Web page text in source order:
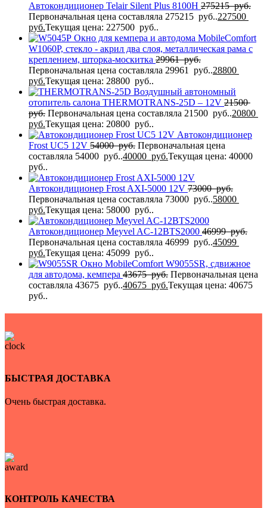
Автокондиционер Telair Silent Plus 8100H 275215руб.
Первоначальная цена составляла 275215 руб..227500
руб.Текущая цена: 227500 руб..
Окно для кемпера и автодома MobileComfort
W1060P, стекло - акрил два слоя, металлическая рама с
креплением, шторка-москитка 29961руб.
Первоначальная цена составляла 29961 руб..28800
руб.Текущая цена: 28800 руб..
Воздушный автономный
отопитель салона THERMOTRANS-25D – 12V 21500
руб. Первоначальная цена составляла 21500 руб..20800
руб.Текущая цена: 20800 руб..
Автокондиционер
Frost UC5 12V 54000руб. Первоначальная цена
составляла 54000 руб..40000 руб.Текущая цена: 40000
руб..
Автокондиционер Frost AXI-5000 12V 73000руб.
Первоначальная цена составляла 73000 руб..58000
руб.Текущая цена: 58000 руб..
Автокондиционер Meyvel AC-12BTS2000 46999руб.
Первоначальная цена составляла 46999 руб..45099
руб.Текущая цена: 45099 руб..
Окно MobileComfort W9055SR, сдвижное
для автодома, кемпера 43675руб. Первоначальная цена
составляла 43675 руб..40675 руб.Текущая цена: 40675
руб..
БЫСТРАЯ ДОСТАВКА
Очень быстрая доставка.
КОНТРОЛЬ КАЧЕСТВА